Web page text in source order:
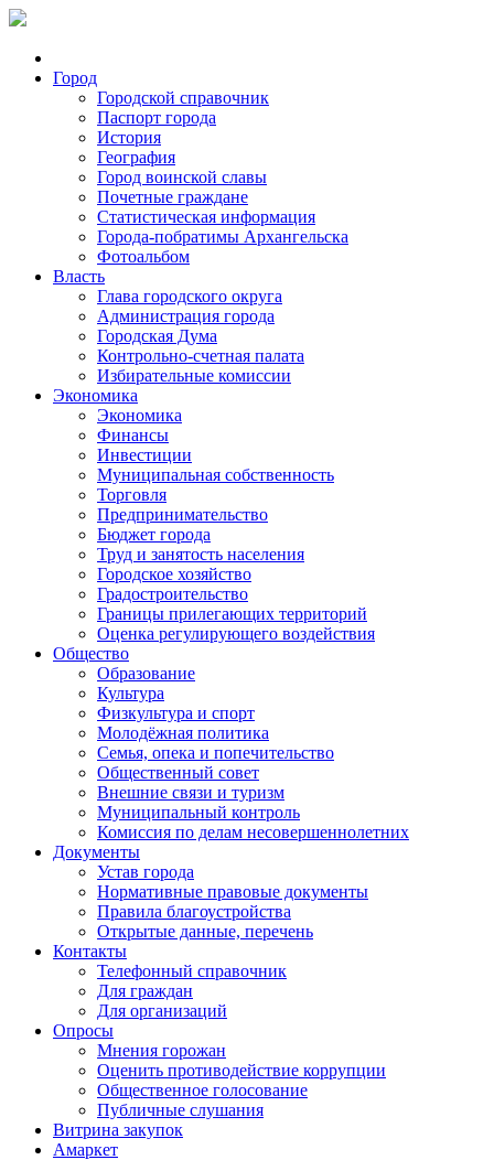
Город
Городской справочник
Паспорт города
История
География
Город воинской славы
Почетные граждане
Статистическая информация
Города-побратимы Архангельска
Фотоальбом
Власть
Глава городского округа
Администрация города
Городская Дума
Контрольно-счетная палата
Избирательные комиссии
Экономика
Экономика
Финансы
Инвестиции
Муниципальная собственность
Торговля
Предпринимательство
Бюджет города
Труд и занятость населения
Городское хозяйство
Градостроительство
Границы прилегающих территорий
Оценка регулирующего воздействия
Общество
Образование
Культура
Физкультура и спорт
Молодёжная политика
Семья, опека и попечительство
Общественный совет
Внешние связи и туризм
Муниципальный контроль
Комиссия по делам несовершеннолетних
Документы
Устав города
Нормативные правовые документы
Правила благоустройства
Открытые данные, перечень
Контакты
Телефонный справочник
Для граждан
Для организаций
Опросы
Мнения горожан
Оценить противодействие коррупции
Общественное голосование
Публичные слушания
Витрина закупок
Амаркет